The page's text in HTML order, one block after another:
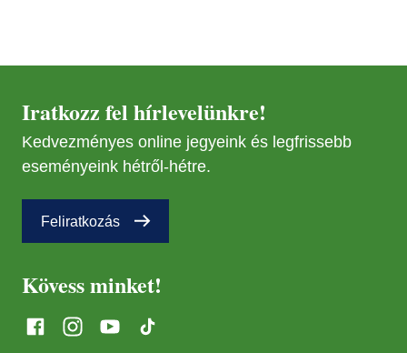
Iratkozz fel hírlevelünkre!
Kedvezményes online jegyeink és legfrissebb
eseményeink hétről-hétre.
Feliratkozás
Kövess minket!